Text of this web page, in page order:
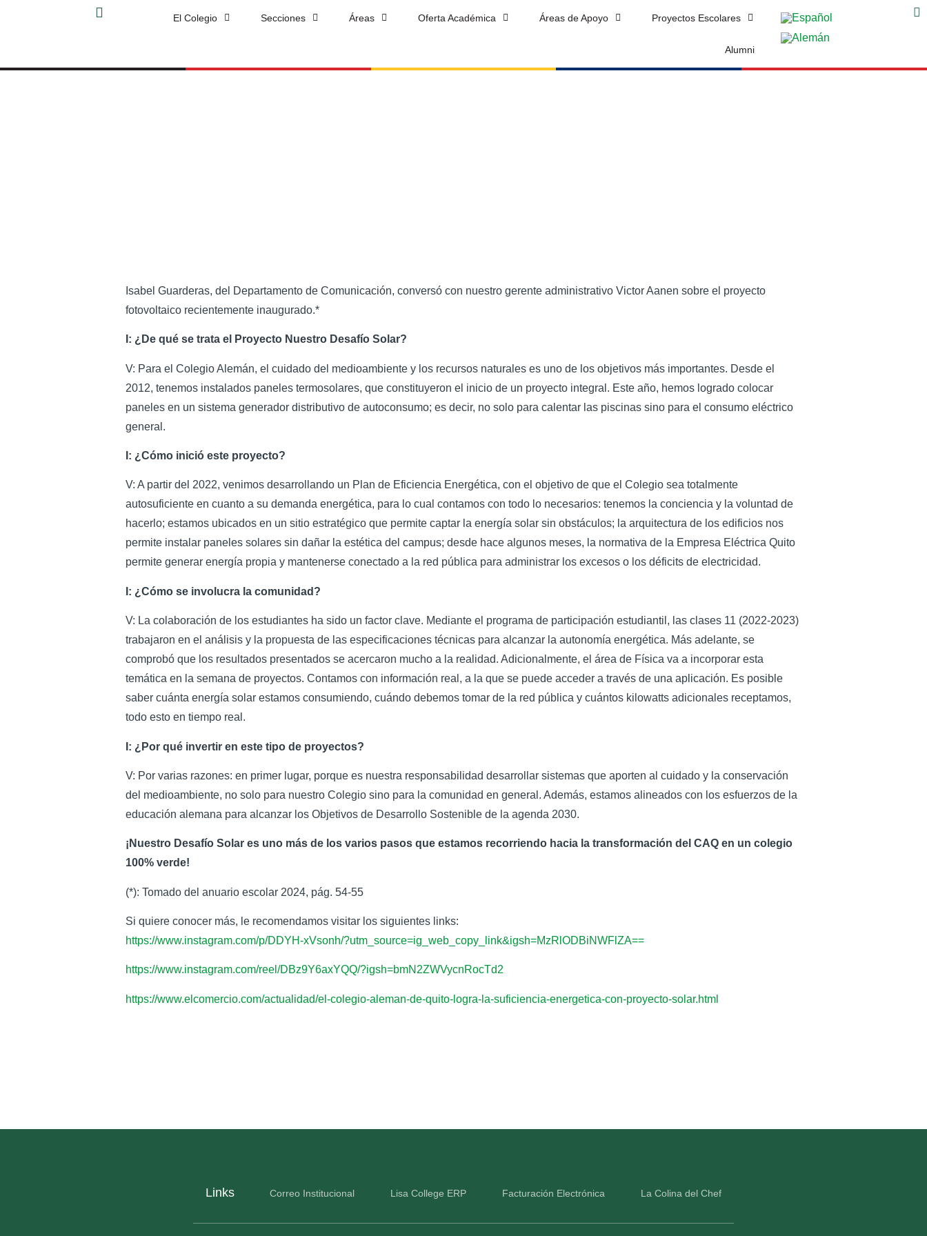
El Colegio Secciones Áreas Oferta Académica Áreas de Apoyo Proyectos Escolares
Alumni
Nuestro desafío solar
Isabel Guarderas, del Departamento de Comunicación, conversó con nuestro gerente administrativo Victor Aanen sobre el proyecto
fotovoltaico recientemente inaugurado.*
I: ¿De qué se trata el Proyecto Nuestro Desafío Solar?
V: Para el Colegio Alemán, el cuidado del medioambiente y los recursos naturales es uno de los objetivos más importantes. Desde el
2012, tenemos instalados paneles termosolares, que constituyeron el inicio de un proyecto integral. Este año, hemos logrado colocar
paneles en un sistema generador distributivo de autoconsumo; es decir, no solo para calentar las piscinas sino para el consumo eléctrico
general.
I: ¿Cómo inició este proyecto?
V: A partir del 2022, venimos desarrollando un Plan de Eficiencia Energética, con el objetivo de que el Colegio sea totalmente
autosuficiente en cuanto a su demanda energética, para lo cual contamos con todo lo necesarios: tenemos la conciencia y la voluntad de
hacerlo; estamos ubicados en un sitio estratégico que permite captar la energía solar sin obstáculos; la arquitectura de los edificios nos
permite instalar paneles solares sin dañar la estética del campus; desde hace algunos meses, la normativa de la Empresa Eléctrica Quito
permite generar energía propia y mantenerse conectado a la red pública para administrar los excesos o los déficits de electricidad.
I: ¿Cómo se involucra la comunidad?
V: La colaboración de los estudiantes ha sido un factor clave. Mediante el programa de participación estudiantil, las clases 11 (2022-2023)
trabajaron en el análisis y la propuesta de las especificaciones técnicas para alcanzar la autonomía energética. Más adelante, se
comprobó que los resultados presentados se acercaron mucho a la realidad. Adicionalmente, el área de Física va a incorporar esta
temática en la semana de proyectos. Contamos con información real, a la que se puede acceder a través de una aplicación. Es posible
saber cuánta energía solar estamos consumiendo, cuándo debemos tomar de la red pública y cuántos kilowatts adicionales receptamos,
todo esto en tiempo real.
I: ¿Por qué invertir en este tipo de proyectos?
V: Por varias razones: en primer lugar, porque es nuestra responsabilidad desarrollar sistemas que aporten al cuidado y la conservación
del medioambiente, no solo para nuestro Colegio sino para la comunidad en general. Además, estamos alineados con los esfuerzos de la
educación alemana para alcanzar los Objetivos de Desarrollo Sostenible de la agenda 2030.
¡Nuestro Desafío Solar es uno más de los varios pasos que estamos recorriendo hacia la transformación del CAQ en un colegio
100% verde!
(*): Tomado del anuario escolar 2024, pág. 54-55
Si quiere conocer más, le recomendamos visitar los siguientes links:
https://www.instagram.com/p/DDYH-xVsonh/?utm_source=ig_web_copy_link&igsh=MzRlODBiNWFlZA==
https://www.instagram.com/reel/DBz9Y6axYQQ/?igsh=bmN2ZWVycnRocTd2
https://www.elcomercio.com/actualidad/el-colegio-aleman-de-quito-logra-la-suficiencia-energetica-con-proyecto-solar.html
Links Correo Institucional Lisa College ERP Facturación Electrónica La Colina del Chef